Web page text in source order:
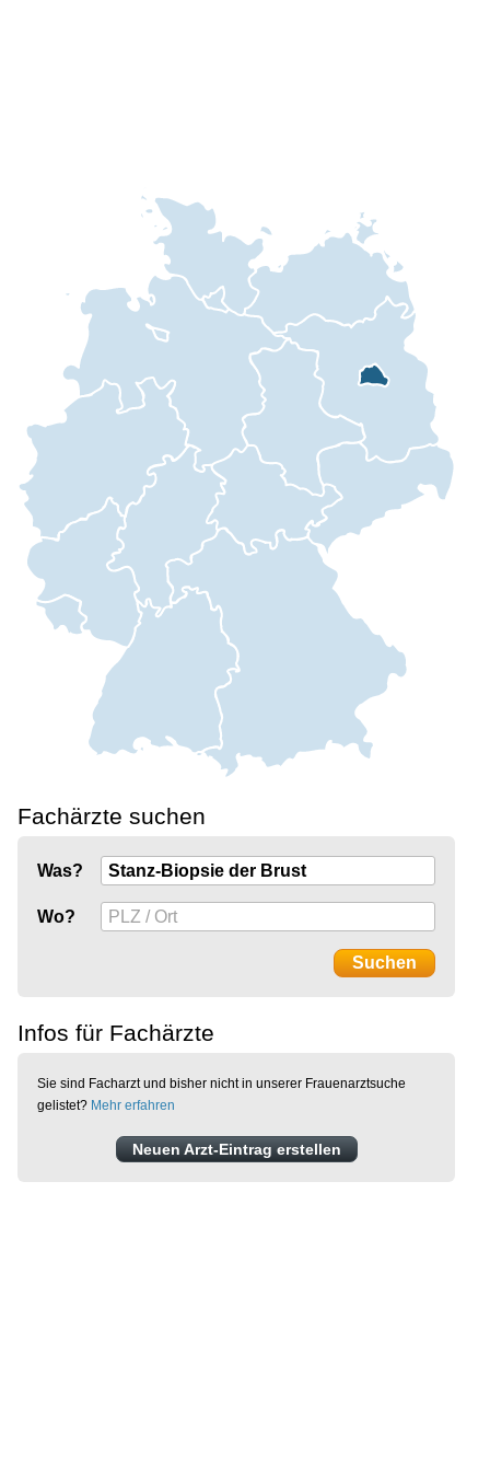
Fachärzte suchen
Was?
Wo?
Infos für Fachärzte
Sie sind Facharzt und bisher nicht in unserer Frauenarztsuche
gelistet? Mehr erfahren
Neuen Arzt-Eintrag erstellen